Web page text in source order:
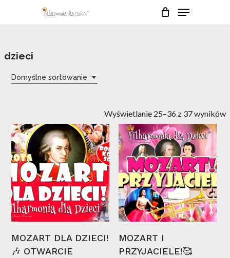
Menu
Cart Close
dzieci
Domyślne sortowanie
Wyświetlanie 25–36 z 37 wyników
13
wrz
MOZART DLA DZIECI!
🎶 OTWARCIE
21
cze
MOZART I
PRZYJACIELE!🥰